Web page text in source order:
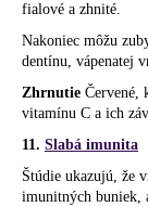
fialové a zhnité.
Nakoniec môžu
dentínu, vápenatej
Zhrnutie Červené,
vitamínu C a ich
11. Slabá imunita
Štúdie ukazujú, že
imunitných